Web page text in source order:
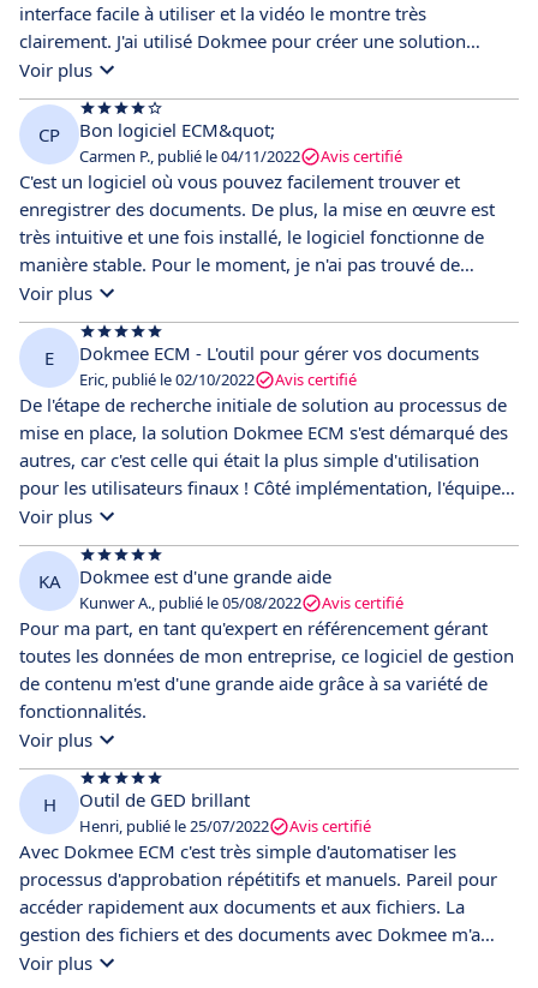
interface facile à utiliser et la vidéo le montre très
clairement. J'ai utilisé Dokmee pour créer une solution
personnalisée pour un site Web que je gère. J'aime aussi le
fait que Dokmee est une solution flexible sur le cloud ou on
premise, donc si vous voulez y accéder de n'importe où
vous le pouvez grâce à l'interface web !
Voir plus
CP Bon logiciel ECM&quot;
Carmen P., publié le 04/11/2022 Avis certifié
C'est un logiciel où vous pouvez facilement trouver et
enregistrer des documents. De plus, la mise en œuvre est
très intuitive et une fois installé, le logiciel fonctionne de
manière stable. Pour le moment, je n'ai pas trouvé de
limitations importantes qui entravent ma façon de travailler
avec ce logiciel.
Voir plus
E Dokmee ECM - L'outil pour gérer vos documents
Eric, publié le 02/10/2022 Avis certifié
De l'étape de recherche initiale de solution au processus de
mise en place, la solution Dokmee ECM s'est démarqué des
autres, car c'est celle qui était la plus simple d'utilisation
pour les utilisateurs finaux ! Côté implémentation, l'équipe
Dokmee était vraiment efficace ! Dokmee est un excellent
produit et on en est très content. Nous l'utilisons depuis
environ 6 mois maintenant et cela a changé la donne pour
nous ! Travailler en constante mobilité est d'autant plus
facile maintenant que j'ai accès à tous les fichiers et
catalogues dont j'ai besoin d'une simple pression du doigt !
Voir plus
KA Dokmee est d'une grande aide
Kunwer A., publié le 05/08/2022 Avis certifié
Pour ma part, en tant qu'expert en référencement gérant
toutes les données de mon entreprise, ce logiciel de gestion
de contenu m'est d'une grande aide grâce à sa variété de
fonctionnalités.
Voir plus
H Outil de GED brillant
Henri, publié le 25/07/2022 Avis certifié
Avec Dokmee ECM c'est très simple d'automatiser les
processus d'approbation répétitifs et manuels. Pareil pour
accéder rapidement aux documents et aux fichiers. La
gestion des fichiers et des documents avec Dokmee m'a
aidé dans mon organisation quotidienne. Il est simple
Voir plus